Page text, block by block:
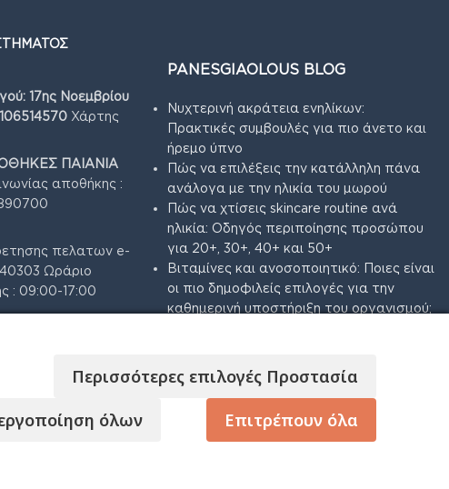
17ης Νοεμβρίου
Χάρτης
ΠΑΙΑΝΙΑ
αποθήκης :
πελατων e-
Ωράριο
: 09:00-17:00
PANESGIAOLOUS BLOG
Νυχτερινή ακράτεια ενηλίκων:
Πρακτικές συμβουλές για πιο άνετο και
ήρεμο ύπνο
Πώς να επιλέξεις την κατάλληλη πάνα
ανάλογα με την ηλικία του μωρού
Πώς να χτίσεις skincare routine ανά
ηλικία: Οδηγός περιποίησης προσώπου
για 20+, 30+, 40+ και 50+
Βιταμίνες και ανοσοποιητικό: Ποιες είναι
οι πιο δημοφιλείς επιλογές για την
καθημερινή υποστήριξη του οργανισμού;
Περισσότερες επιλογές Προστασία
όλων
Επιτρέπουν όλα